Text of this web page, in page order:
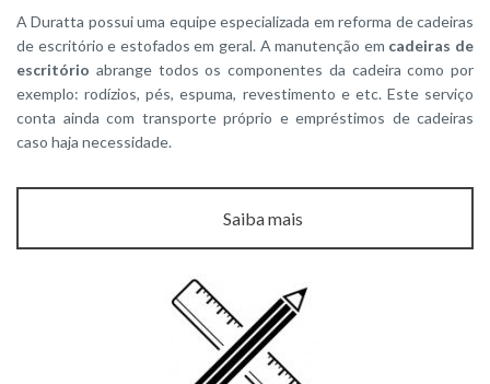
A Duratta possui uma equipe especializada em reforma de cadeiras
de escritório e estofados em geral. A manutenção em cadeiras de
escritório abrange todos os componentes da cadeira como por
exemplo: rodízios, pés, espuma, revestimento e etc. Este serviço
conta ainda com transporte próprio e empréstimos de cadeiras
caso haja necessidade.
Saiba mais